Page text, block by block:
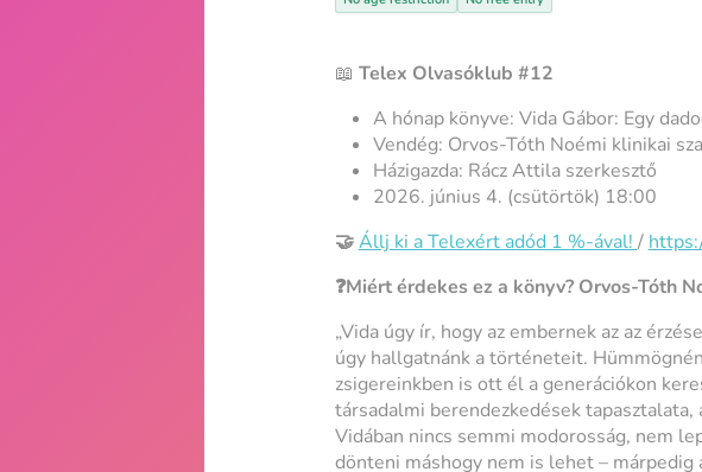
📖 Telex Olvasóklub #12
A hónap könyve: Vida Gábor: Egy
Vendég: Orvos-Tóth Noémi klinikai
Házigazda: Rácz Attila szerkesztő
2026. június 4. (csütörtök) 18:00
🤝Állj ki a Telexért adód 1 %-ával! /
❓Miért érdekes ez a könyv? Orvos-Tóth
„Vida úgy ír, hogy az embernek az az
úgy hallgatnánk a történeteit.
zsigereinkben is ott él a generációkon
társadalmi berendezkedések
Vidában nincs semmi modorosság, nem
dönteni máshogy nem is lehet –